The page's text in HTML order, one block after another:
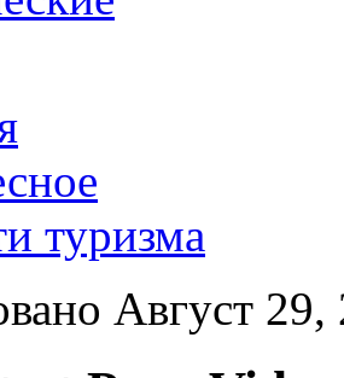
туризма
Август